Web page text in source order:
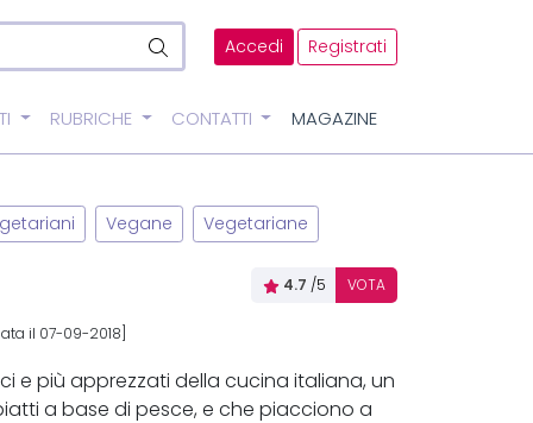
Accedi Registrati
RUBRICHE CONTATTI MAGAZINE
Vegane Vegetariane
4.7 /5 VOTA
il 07-09-2018]
e più apprezzati della cucina italiana, un
a base di pesce, e che piacciono a